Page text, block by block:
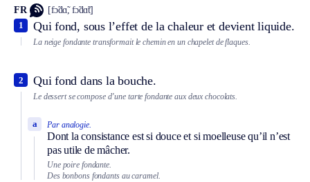
FR [fɔ̃dɑ̃, fɔ̃dɑ̃t]
Qui fond, sous l’effet de la chaleur et devient liquide.
1
La neige fondante transformait le chemin en un chapelet de flaques.
Qui fond dans la bouche.
2
Le dessert se compose d’une tarte fondante aux deux chocolats.
Par analogie.
Dont la consistance est si douce et si moelleuse qu’il n’est
pas utile de mâcher.
a
Une poire fondante.
Des bonbons fondants au caramel.